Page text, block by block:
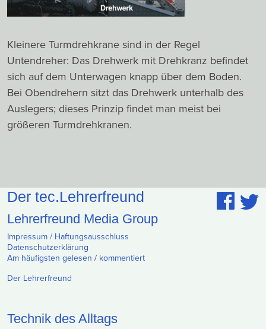
Kleinere Turmdrehkrane sind in der Regel
Untendreher: Das Drehwerk mit Drehkranz befindet
sich auf dem Unterwagen knapp über dem Boden.
Bei Obendrehern sitzt das Drehwerk unterhalb des
Auslegers; dieses Prinzip findet man meist bei
größeren Turmdrehkranen.
Der tec.Lehrerfreund
Lehrerfreund Media Group
Impressum / Haftungsausschluss
Datenschutzerklärung
Am häufigsten gelesen / kommentiert
Der Lehrerfreund
Technik des Alltags